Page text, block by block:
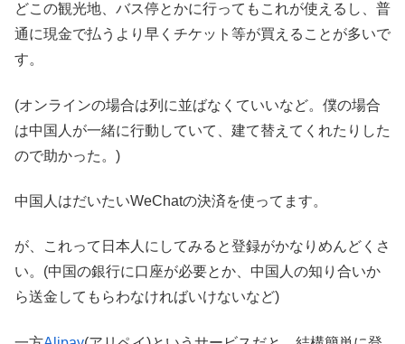
どこの観光地、バス停とかに行ってもこれが使えるし、普
通に現金で払うより早くチケット等が買えることが多いで
す。
(オンラインの場合は列に並ばなくていいなど。僕の場合
は中国人が一緒に行動していて、建て替えてくれたりした
ので助かった。)
中国人はだいたいWeChatの決済を使ってます。
が、これって日本人にしてみると登録がかなりめんどくさ
い。(中国の銀行に口座が必要とか、中国人の知り合いか
ら送金してもらわなければいけないなど)